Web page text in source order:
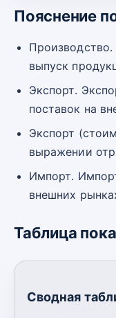
Пояснение
выпуск
Экспорт.
поставок на
Экспорт
выражении
Импорт.
внешних
Таблица
Сводная